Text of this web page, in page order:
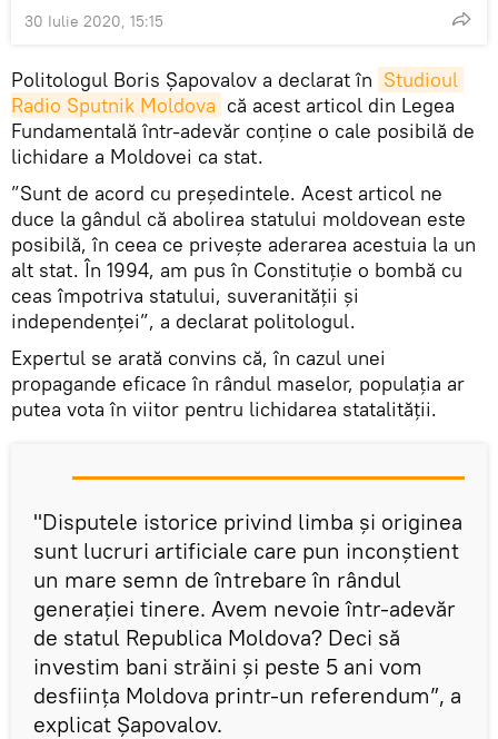
30 Iulie 2020, 15:15
Politologul Boris Șapovalov a declarat în Studioul
Radio Sputnik Moldova că acest articol din Legea
Fundamentală într-adevăr conține o cale posibilă de
lichidare a Moldovei ca stat.
”Sunt de acord cu președintele. Acest articol ne
duce la gândul că abolirea statului moldovean este
posibilă, în ceea ce privește aderarea acestuia la un
alt stat. În 1994, am pus în Constituție o bombă cu
ceas împotriva statului, suveranității și
independenței”, a declarat politologul.
Expertul se arată convins că, în cazul unei
propagande eficace în rândul maselor, populația ar
putea vota în viitor pentru lichidarea statalității.
"Disputele istorice privind limba și originea
sunt lucruri artificiale care pun inconștient
un mare semn de întrebare în rândul
generației tinere. Avem nevoie într-adevăr
de statul Republica Moldova? Deci să
investim bani străini și peste 5 ani vom
desființa Moldova printr-un referendum”, a
explicat Șapovalov.